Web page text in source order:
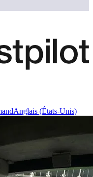
Anglais (États-Unis)